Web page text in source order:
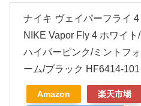
ナイキ ヴェイパーフライ 4
NIKE Vapor Fly 4 ホワイト/
ハイパーピンク/ミントフォ
ーム/ブラック HF6414-101
Amazon 楽天市場